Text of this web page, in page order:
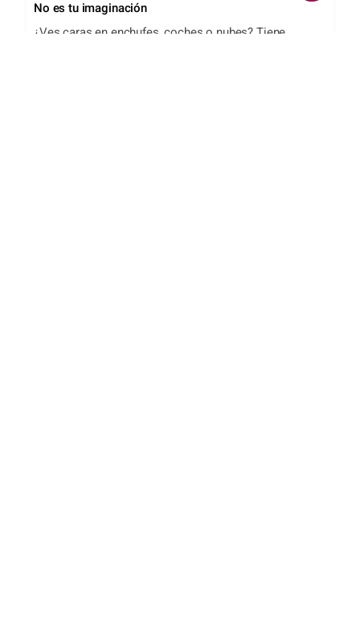
No es tu imaginación
¿Ves caras en enchufes, coches o nubes? Tiene